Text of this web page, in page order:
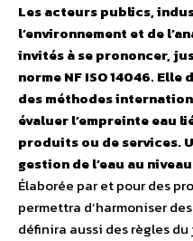
Les acteurs publics,
l’environnement et de
invités à se prononcer,
norme NF ISO 14046.
des méthodes
évaluer l’empreinte eau
produits ou de services.
gestion de l’eau au
Élaborée par et pour des
permettra d’harmoniser
définira aussi des règles